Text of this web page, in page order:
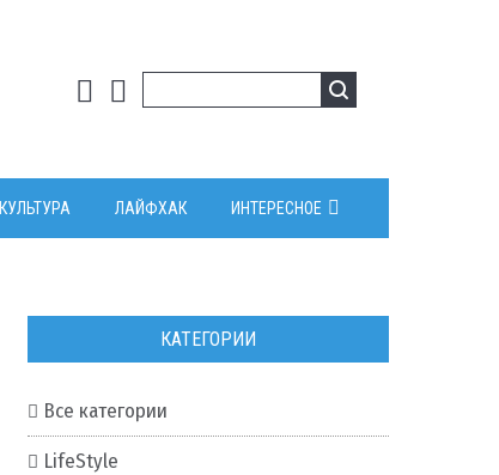
КУЛЬТУРА ЛАЙФХАК ИНТЕРЕСНОЕ
КАТЕГОРИИ
Все категории
LifeStyle